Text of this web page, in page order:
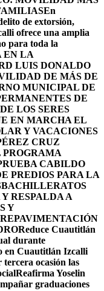
En
de extorsión,
ofrece una amplia
para toda la
EN LA
LUIS DONALDO
DE MÁS DE
MUNICIPAL DE
DE
LOS SERES
EN MARCHA EL
Y VACACIONES
CRUZ
PROGRAMA
CABILDO
PREDIOS PARA LA
RESPALDA A
Y
Reduce Cuautitlán
durante
en Cuautitlán Izcalli
ocasión las
Reafirma Yoselin
graduaciones